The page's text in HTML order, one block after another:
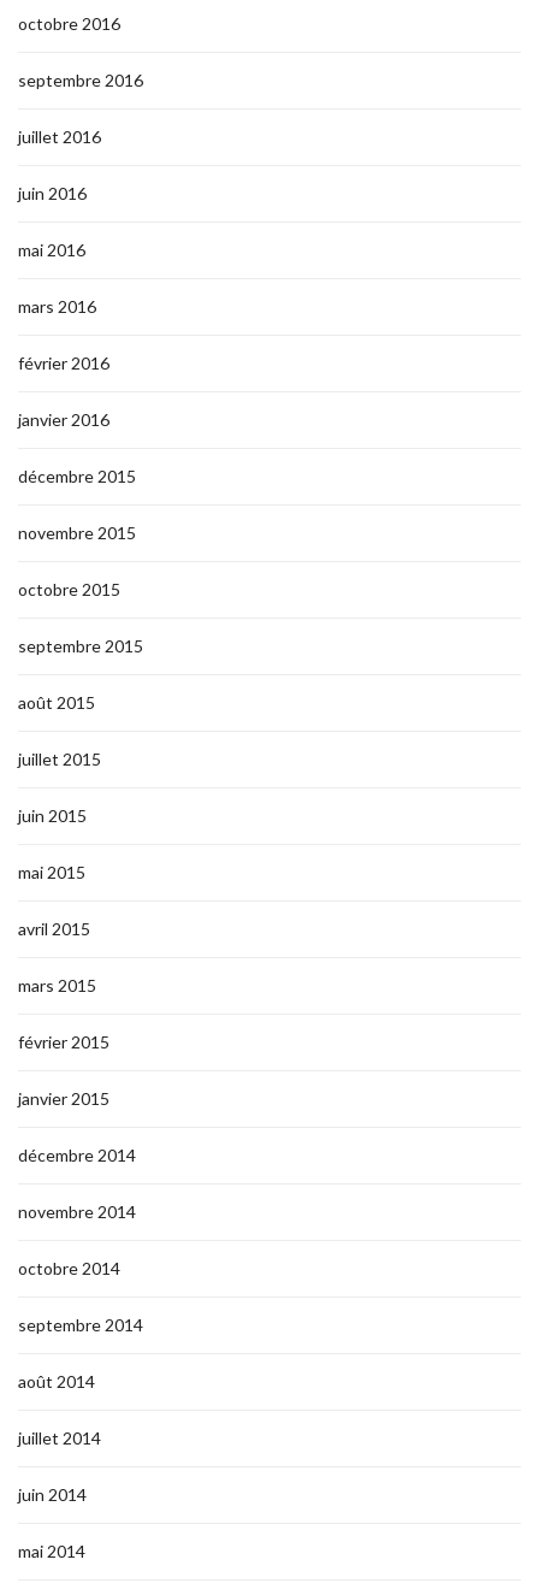
octobre 2016
septembre 2016
juillet 2016
juin 2016
mai 2016
mars 2016
février 2016
janvier 2016
décembre 2015
novembre 2015
octobre 2015
septembre 2015
août 2015
juillet 2015
juin 2015
mai 2015
avril 2015
mars 2015
février 2015
janvier 2015
décembre 2014
novembre 2014
octobre 2014
septembre 2014
août 2014
juillet 2014
juin 2014
mai 2014